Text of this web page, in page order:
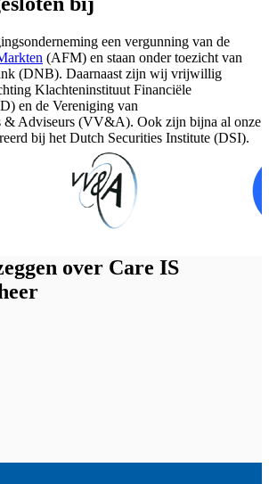
een vergunning van de
(AFM) en staan onder toezicht van
(DNB). Daarnaast zijn wij vrijwillig
Klachteninstituut Financiële
en de Vereniging van
& Adviseurs (VV&A). Ook zijn bijna al onze
bij het Dutch Securities Institute (DSI).
over Care IS